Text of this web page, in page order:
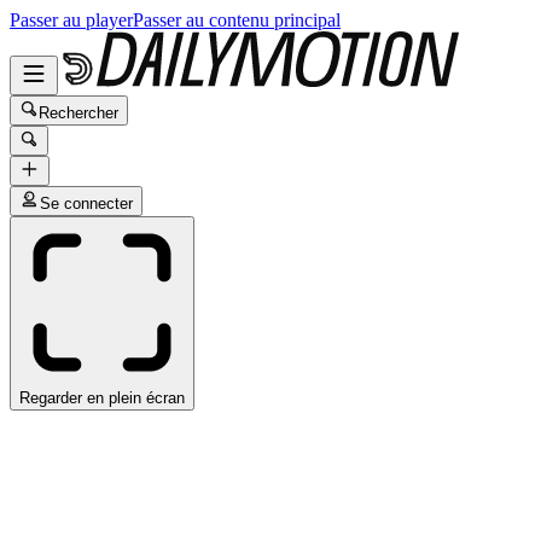
Passer au playerPasser au contenu principal
Rechercher
Se connecter
Regarder en plein écran